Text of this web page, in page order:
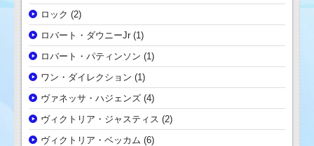
ロック (2)
ロバート・ダウニーJr (1)
ロバート・パティンソン (1)
ワン・ダイレクション (1)
ヴァネッサ・ハジェンズ (4)
ヴィクトリア・ジャスティス (2)
ヴィクトリア・ベッカム (6)